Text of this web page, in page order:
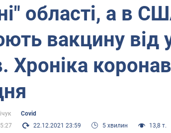
області, а в
вакцину від
Хроніка
Covid
22.12.2021 23:59 5 хвилин 13,8 т.